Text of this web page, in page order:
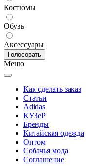
Костюмы
Обувь
Аксессуары
Меню
Как сделать заказ
Статьи
Adidas
КУЗеР
Бренды
Китайская одежда
Оптом
Собачья мода
Соглашение